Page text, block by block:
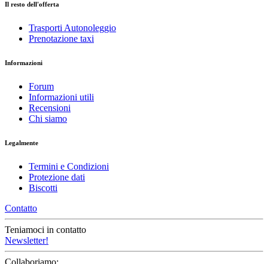
Il resto dell'offerta
Trasporti Autonoleggio
Prenotazione taxi
Informazioni
Forum
Informazioni utili
Recensioni
Chi siamo
Legalmente
Termini e Condizioni
Protezione dati
Biscotti
Contatto
Teniamoci in contatto
Newsletter!